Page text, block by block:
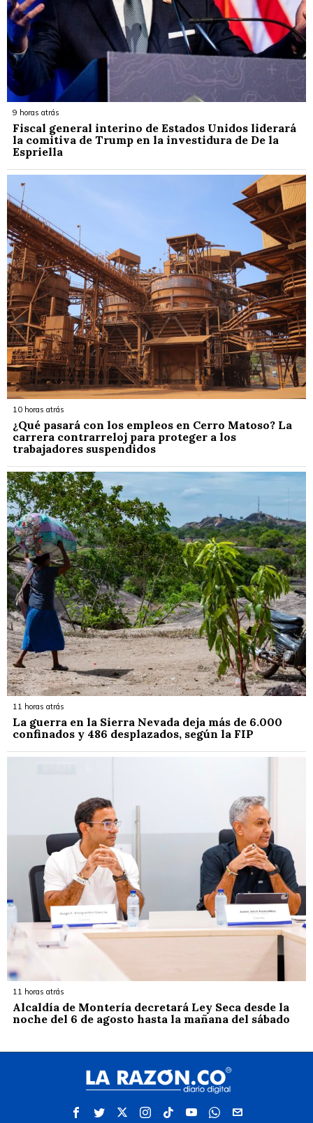
9 horas atrás
Fiscal general interino de Estados Unidos liderará
la comitiva de Trump en la investidura de De la
Espriella
10 horas atrás
¿Qué pasará con los empleos en Cerro Matoso? La
carrera contrarreloj para proteger a los
trabajadores suspendidos
11 horas atrás
La guerra en la Sierra Nevada deja más de 6.000
confinados y 486 desplazados, según la FIP
11 horas atrás
Alcaldía de Montería decretará Ley Seca desde la
noche del 6 de agosto hasta la mañana del sábado